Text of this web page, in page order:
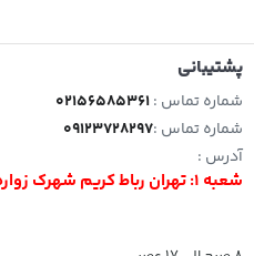
پشتیبانی
شماره تماس :02156585361
شماره تماس :09123728297
آدرس :
شعبه 1: تهران رباط کریم شهرک زواره ای